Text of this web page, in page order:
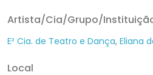
Artista/Cia/Grupo/
E² Cia. de Teatro e Dança, Eliana
Local